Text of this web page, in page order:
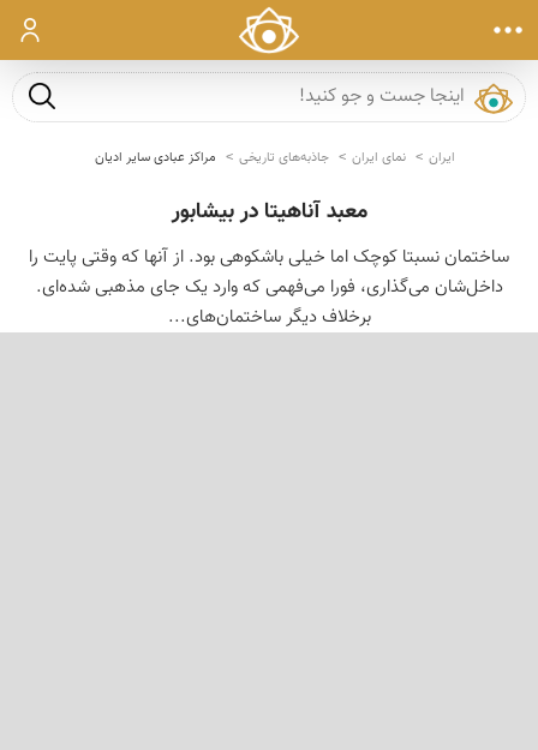
ورود
جست و
ایران نمای ایران جاذبه‌های تاریخی مراکز عبادی سایر ادیان
معبد آناهیتا در بیشابور
ساختمان نسبتا کوچک اما خیلی باشکوهی بود. از آنها که وقتی پایت را
داخل‌شان می‌گذاری، فورا می‌فهمی که وارد یک جای مذهبی شده‌ای.
برخلاف دیگر ساختمان‌های...